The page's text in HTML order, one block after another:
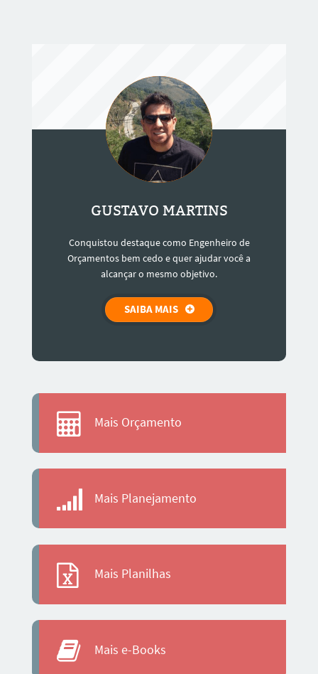
GUSTAVO MARTINS
Conquistou destaque como Engenheiro de
Orçamentos bem cedo e quer ajudar você a
alcançar o mesmo objetivo.
SAIBA MAIS
Mais Orçamento
Mais Planejamento
Mais Planilhas
Mais e-Books